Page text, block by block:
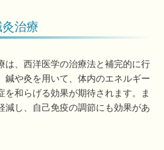
治療
は、西洋医学の治療法と補完的に行
鍼や灸を用いて、体内のエネルギー
を和らげる効果が期待されます。ま
減し、自己免疫の調節にも効果があ